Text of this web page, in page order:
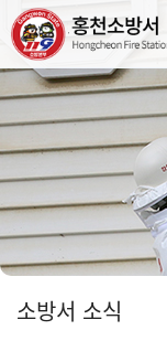
소방서 소식